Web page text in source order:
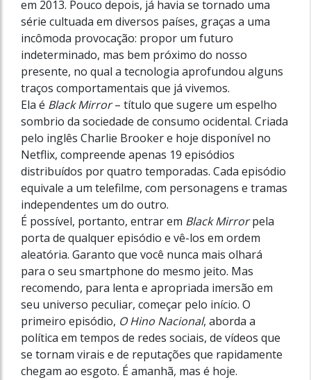
em 2013. Pouco depois, já havia se tornado uma
série cultuada em diversos países, graças a uma
incômoda provocação: propor um futuro
indeterminado, mas bem próximo do nosso
presente, no qual a tecnologia aprofundou alguns
traços comportamentais que já vivemos.
Ela é Black Mirror– título que sugere um espelho
sombrio da sociedade de consumo ocidental. Criada
pelo inglês Charlie Brooker e hoje disponível no
Netflix, compreende apenas 19 episódios
distribuídos por quatro temporadas. Cada episódio
equivale a um telefilme, com personagens e tramas
independentes um do outro.
É possível, portanto, entrar em Black Mirrorpela
porta de qualquer episódio e vê-los em ordem
aleatória. Garanto que você nunca mais olhará
para o seu smartphone do mesmo jeito. Mas
recomendo, para lenta e apropriada imersão em
seu universo peculiar, começar pelo início. O
primeiro episódio, O Hino Nacional, aborda a
política em tempos de redes sociais, de vídeos que
se tornam virais e de reputações que rapidamente
chegam ao esgoto. É amanhã, mas é hoje.